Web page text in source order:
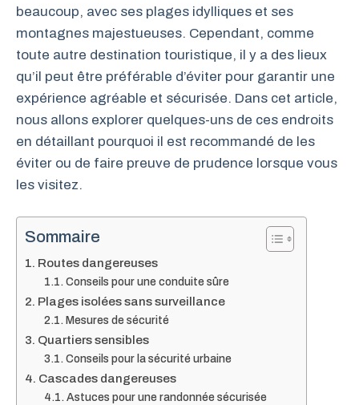
beaucoup, avec ses plages idylliques et ses
montagnes majestueuses. Cependant, comme
toute autre destination touristique, il y a des lieux
qu’il peut être préférable d’éviter pour garantir une
expérience agréable et sécurisée. Dans cet article,
nous allons explorer quelques-uns de ces endroits
en détaillant pourquoi il est recommandé de les
éviter ou de faire preuve de prudence lorsque vous
les visitez.
Sommaire
Routes dangereuses
Conseils pour une conduite sûre
Plages isolées sans surveillance
Mesures de sécurité
Quartiers sensibles
Conseils pour la sécurité urbaine
Cascades dangereuses
Astuces pour une randonnée sécurisée